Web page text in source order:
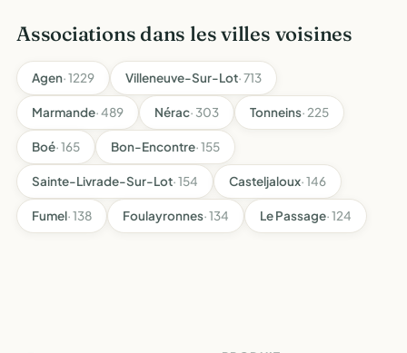
Associations dans les villes voisines
Agen· 1229 Villeneuve-Sur-Lot· 713
Marmande· 489 Nérac· 303 Tonneins· 225
Boé· 165 Bon-Encontre· 155
Sainte-Livrade-Sur-Lot· 154 Casteljaloux· 146
Fumel· 138 Foulayronnes· 134 Le Passage· 124